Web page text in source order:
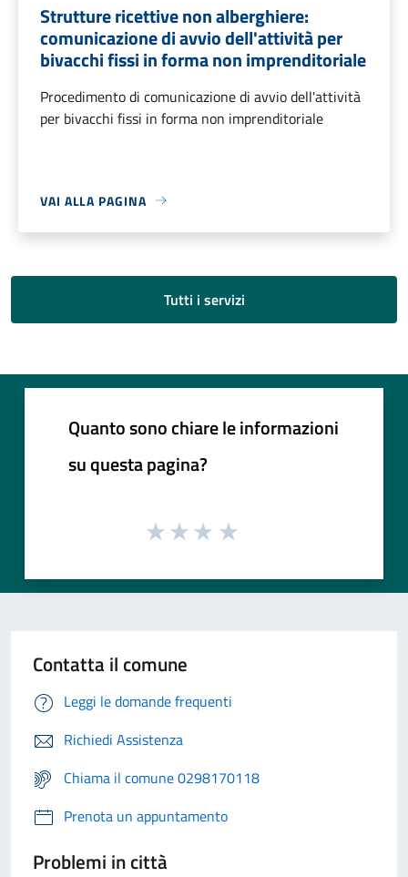
Strutture ricettive non alberghiere:
comunicazione di avvio dell'attività per
bivacchi fissi in forma non imprenditoriale
Procedimento di comunicazione di avvio dell'attività
per bivacchi fissi in forma non imprenditoriale
VAI ALLA PAGINA
Tutti i servizi
Quanto sono chiare le informazioni
su questa pagina?
Contatta il comune
Leggi le domande frequenti
Richiedi Assistenza
Chiama il comune 0298170118
Prenota un appuntamento
Problemi in città